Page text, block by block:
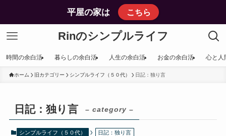
平屋の家は こちら
Rinのシンプルライフ
時間の余白活 暮らしの余白活 人生の余白活 お金の余白活 心と人
ホーム 旧カテゴリー シンプルライフ（５０代） 日記：独り言
日記：独り言 – category –
シンプルライフ（５０代） 日記：独り言